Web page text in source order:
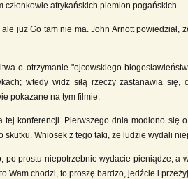
afrykańskich plemion pogańskich.
ale już Go tam nie ma. John Arnott
o otrzymanie "ojcowskiego
wtedy widz siłą rzeczy zastanawia
pokazane na tym filmie.
tej konferencji. Pierwszego dnia modlono się
Wniosek z tego taki, że ludzie wydali
po prostu niepotrzebnie wydacie pieniądze,
Wam chodzi, to proszę bardzo, jedźcie i